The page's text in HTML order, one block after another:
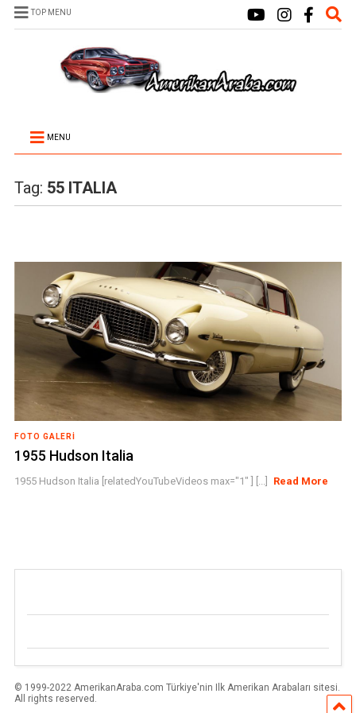
TOP MENU
MENU
Tag: 55 ITALIA
FOTO GALERI
1955 Hudson Italia
1955 Hudson Italia [relatedYouTubeVideos max="1" ] [...] Read More
© 1999-2022 AmerikanAraba.com Türkiye'nin Ilk Amerikan Arabaları sitesi.
All rights reserved.